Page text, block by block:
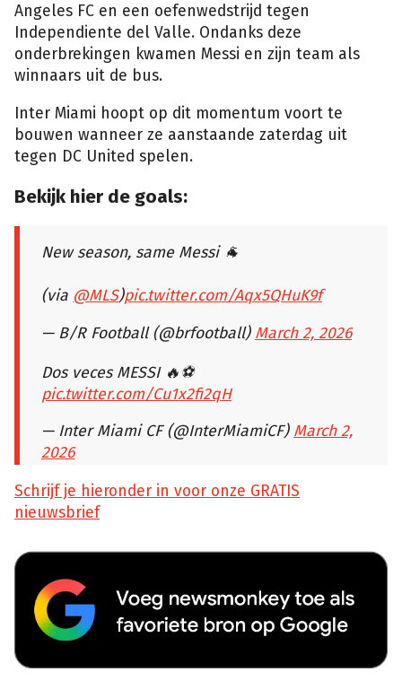
Angeles FC en een oefenwedstrijd tegen
Independiente del Valle. Ondanks deze
onderbrekingen kwamen Messi en zijn team als
winnaars uit de bus.
Inter Miami hoopt op dit momentum voort te
bouwen wanneer ze aanstaande zaterdag uit
tegen DC United spelen.
Bekijk hier de goals:
New season, same Messi 🐐
(via @MLS)pic.twitter.com/Aqx5QHuK9f
— B/R Football (@brfootball) March 2, 2026
Dos veces MESSI 🔥⚽️
pic.twitter.com/Cu1x2fi2qH
— Inter Miami CF (@InterMiamiCF) March 2,
2026
Schrijf je hieronder in voor onze GRATIS
nieuwsbrief